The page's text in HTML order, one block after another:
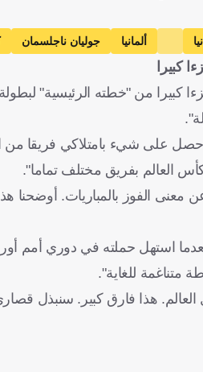
ألمانيا جوليان ناجلسمان
كبيرا
على شيء بامتلاكي فريقا من
الفوز بالمباريات. أوضحنا
أمم أوروبا بالفوز 5 /0 على المجر والتعادل
متناغمة للغاية".
هذا فارق كبير. سنبذل